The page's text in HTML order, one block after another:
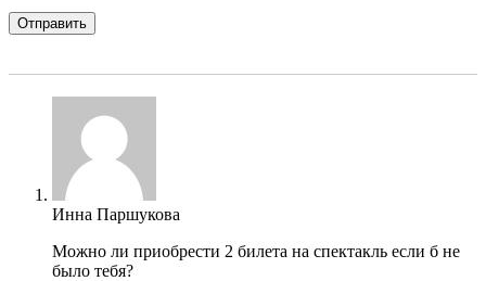
Инна Паршукова
Можно ли приобрести 2 билета на спектакль если б не
было тебя?